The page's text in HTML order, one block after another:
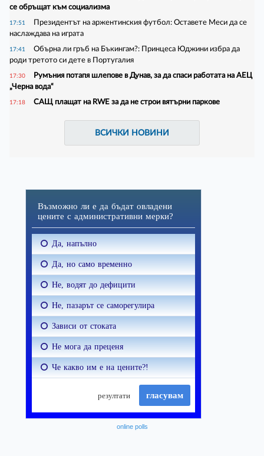
се обръщат към социализма
17:51
Президентът на аржентинския футбол: Оставете Меси да се
наслаждава на играта
17:41
Обърна ли гръб на Бъкингам?: Принцеса Юджини избра да
роди третото си дете в Португалия
17:30
Румъния потапя шлепове в Дунав, за да спаси работата на АЕЦ
„Черна вода“
17:18 САЩ плащат на RWE за да не строи вятърни паркове
ВСИЧКИ НОВИНИ
online polls